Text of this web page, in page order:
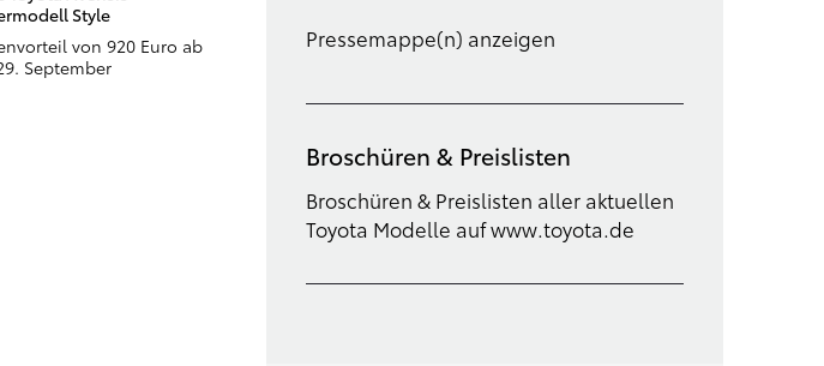
Style
von 920 Euro ab
September
Pressemappe(n) anzeigen
Broschüren & Preislisten
Broschüren & Preislisten aller aktuellen
Toyota Modelle auf www.toyota.de